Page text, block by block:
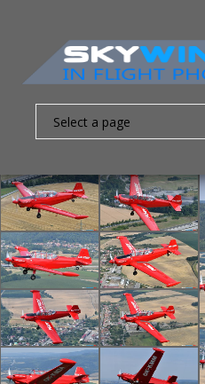
Nevyhnutne
nutné
súbory
cookies
Sú to
základné
súbory
cookies,
ktoré
umožňujú